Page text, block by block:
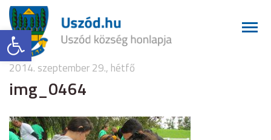
Eszköztár megnyitása
2014. szeptember 29., hétfő
img_0464